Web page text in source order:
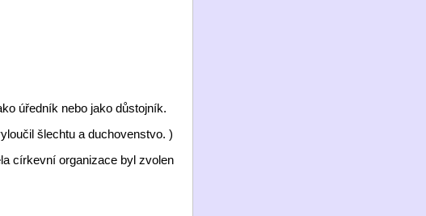
úředník nebo jako důstojník.
šlechtu a duchovenstvo. )
církevní organizace byl zvolen